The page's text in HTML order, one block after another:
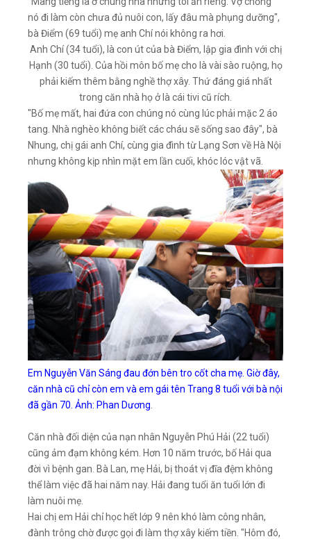
nó đi làm còn chưa đủ nuôi con, lấy đâu mà phụng dưỡng",
bà Điểm (69 tuổi) mẹ anh Chí nói không ra hơi.
Anh Chí (34 tuổi), là con út của bà Điểm, lập gia đình với chị
Hạnh (30 tuổi). Của hồi môn bố mẹ cho là vài sào ruộng, họ
phải kiếm thêm bằng nghề thợ xây. Thứ đáng giá nhất
trong căn nhà họ ở là cái tivi cũ rích.
"Bố mẹ mất, hai đứa con chúng nó cùng lúc phải mặc 2 áo
tang. Nhà nghèo không biết các cháu sẽ sống sao đây", bà
Nhung, chị gái anh Chí, cùng gia đình từ Lạng Sơn về Hà Nội
nhưng không kịp nhìn mặt em lần cuối, khóc lóc vật vã.
Em Nguyễn Văn Sáng đau đớn bên tro cốt cha mẹ. Giờ đây,
căn nhà cũ chỉ còn em và em gái tên Trang 8 tuổi với bà nội
đã gần 70. Ảnh: Phan Dương
Căn nhà đối diện của nạn nhân Nguyễn Phú Hải (22 tuổi)
cũng ảm đạm không kém. Hơn 10 năm trước, bố Hải qua
đời vì bệnh gan. Bà Lan, mẹ Hải, bị thoát vị đĩa đệm không
thể làm việc đã hai năm nay. Hải đang tuổi ăn tuổi lớn đi
làm nuôi mẹ.
Hai chị em Hải chỉ học hết lớp 9 nên khó làm công nhân,
đành trông chờ được gọi đi làm thợ xây kiếm tiền. "Hôm đó,